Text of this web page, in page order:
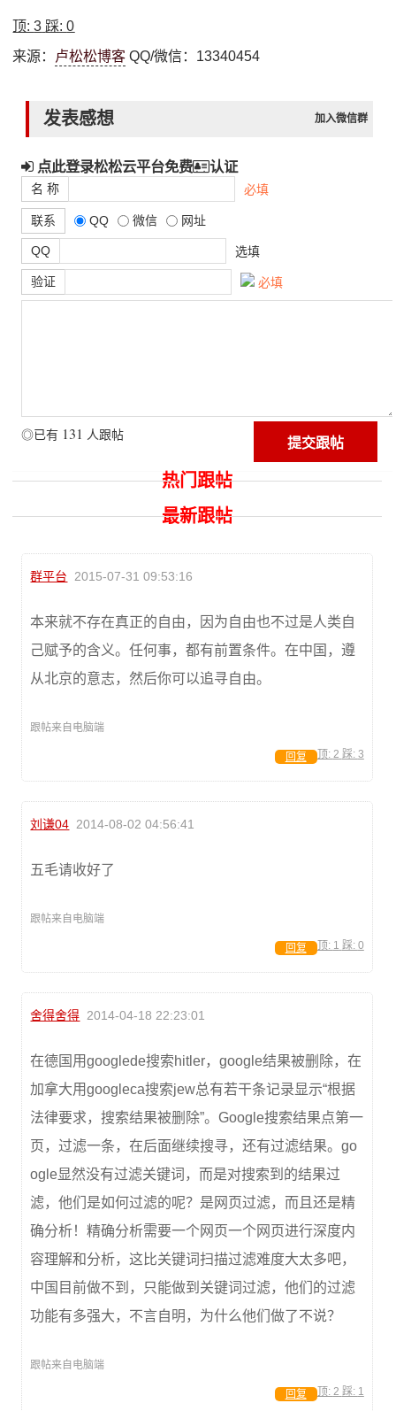
顶:3 踩:0
来源： 卢松松博客 QQ/微信：13340454
发表感想 加入微信群
点此登录松松云平台免费 认证
名 称 必填
联系 QQ 微信 网址
QQ 选填
验证 必填
◎已有 131 人跟帖
热门跟帖
最新跟帖
群平台 2015-07-31 09:53:16
本来就不存在真正的自由，因为自由也不过是人类自
己赋予的含义。任何事，都有前置条件。在中国，遵
从北京的意志，然后你可以追寻自由。
跟帖来自电脑端
顶: 2 踩: 3
回复
刘谦04 2014-08-02 04:56:41
五毛请收好了
跟帖来自电脑端
顶: 1 踩: 0
回复
舍得舍得 2014-04-18 22:23:01
在德国用googlede搜索hitler，google结果被删除，在
加拿大用googleca搜索jew总有若干条记录显示“根据
法律要求，搜索结果被删除”。Google搜索结果点第一
页，过滤一条，在后面继续搜寻，还有过滤结果。go
ogle显然没有过滤关键词，而是对搜索到的结果过
滤，他们是如何过滤的呢？是网页过滤，而且还是精
确分析！精确分析需要一个网页一个网页进行深度内
容理解和分析，这比关键词扫描过滤难度大太多吧，
中国目前做不到，只能做到关键词过滤，他们的过滤
功能有多强大，不言自明，为什么他们做了不说？
跟帖来自电脑端
顶: 2 踩: 1
回复